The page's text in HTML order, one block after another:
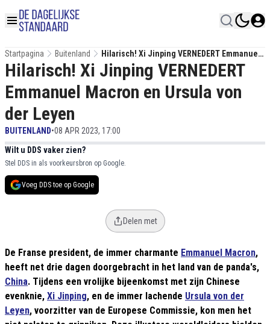
Startpagina Buitenland
Hilarisch! Xi Jinping VERNEDERT Emmanuel
Macron En Ursula Von Der Leyen
Hilarisch! Xi Jinping VERNEDERT
Emmanuel Macron en Ursula von
der Leyen
BUITENLAND•08 APR 2023, 17:00
Wilt u DDS vaker zien?
Stel DDS in als voorkeursbron op Google.
Voeg DDS toe op Google
Delen met
De Franse president, de immer charmante Emmanuel Macron,
heeft net drie dagen doorgebracht in het land van de panda's,
China. Tijdens een vrolijke bijeenkomst met zijn Chinese
evenknie, Xi Jinping, en de immer lachende Ursula von der
Leyen, voorzitter van de Europese Commissie, kon men het